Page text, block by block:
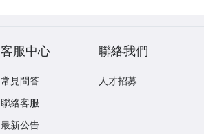
客服中心
常見問答
聯絡客服
最新公告
聯絡我們
人才招募